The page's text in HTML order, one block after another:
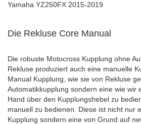
Yamaha YZ250FX 2015-2019
Die Rekluse Core Manual
Die robuste Motocross Kupplung ohne
Rekluse produziert auch eine manuelle
Manual Kupplung, wie sie von Rekluse
Automatikkupplung sondern eine wie wir
Hand über den Kupplungshebel zu
manuell zu bedienen. Diese ist nicht nur
Kupplung sondern eine von Grund auf